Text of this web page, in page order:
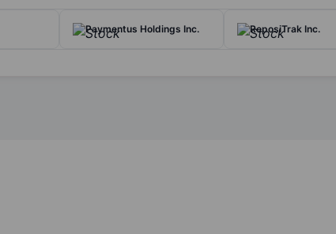
Paymentus Holdings Inc. ReposiTrak Inc.